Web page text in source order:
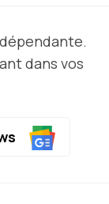
dans vos